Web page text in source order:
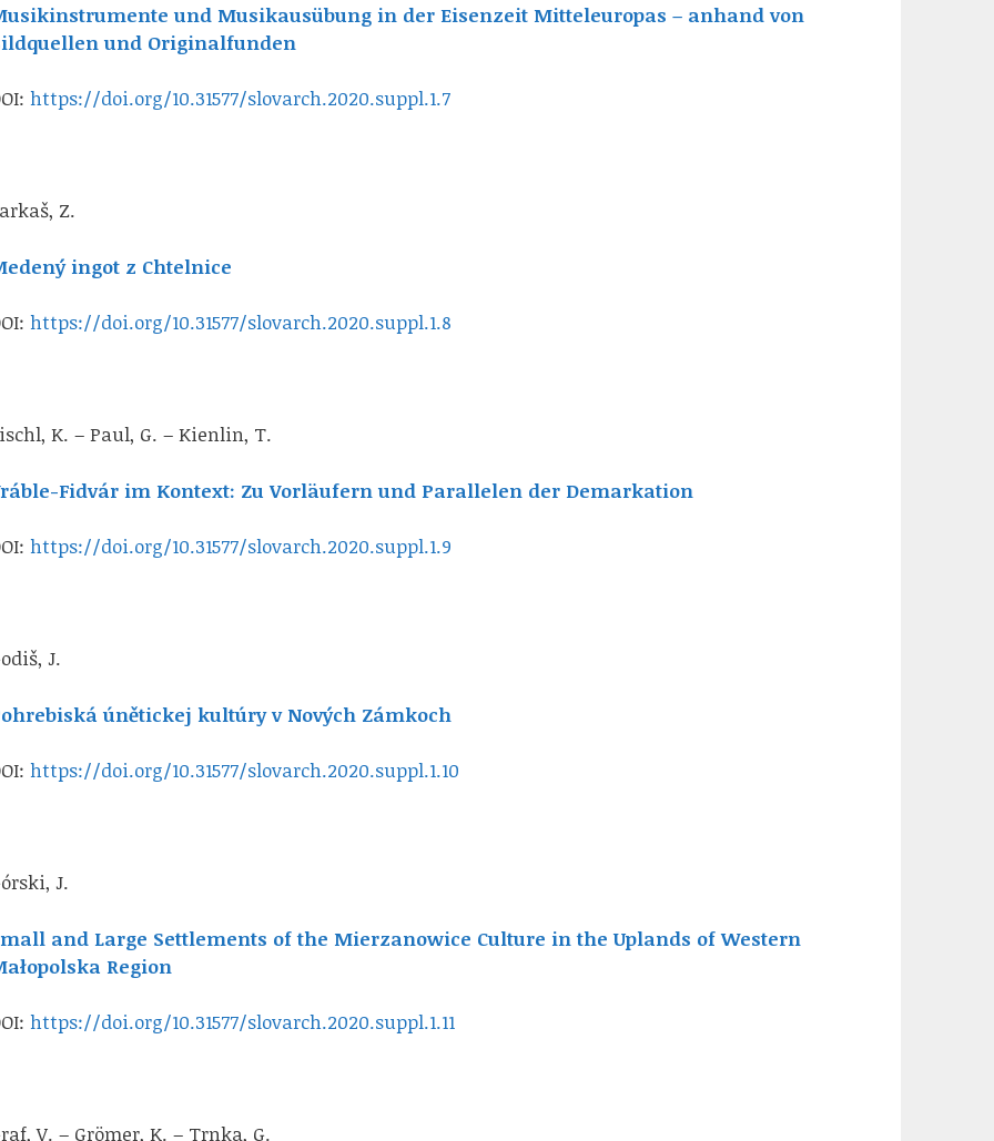
und Musikausübung in der Eisenzeit Mitteleuropas – anhand von
und Originalfunden
https://doi.org/10.31577/slovarch.2020.suppl.1.7
Z.
ingot z Chtelnice
https://doi.org/10.31577/slovarch.2020.suppl.1.8
K. – Paul, G. – Kienlin, T.
Fidvár im Kontext: Zu Vorläufern und Parallelen der Demarkation
https://doi.org/10.31577/slovarch.2020.suppl.1.9
J.
únětickej kultúry v Nových Zámkoch
https://doi.org/10.31577/slovarch.2020.suppl.1.10
J.
and Large Settlements of the Mierzanowice Culture in the Uplands of Western
Region
https://doi.org/10.31577/slovarch.2020.suppl.1.11
V. – Grömer, K. – Trnka, G.